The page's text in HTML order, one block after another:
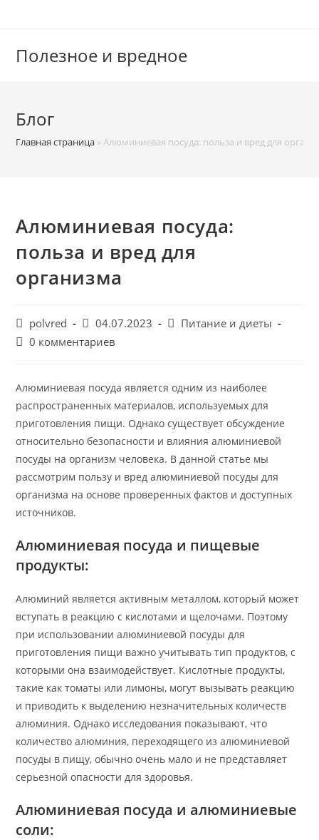
Полезное и вредное
Блог
Главная страница »Алюминиевая посуда: польза и вред для
Алюминиевая посуда:
польза и вред для
организма
Автор
записи:
polvred
Запись
опубликована:
04.07.2023
Рубрика
Питание и диеты
Комментарии
0 комментариев
Алюминиевая посуда является одним из наиболее
распространенных материалов, используемых для
приготовления пищи. Однако существует обсуждение
относительно безопасности и влияния алюминиевой
посуды на организм человека. В данной статье мы
рассмотрим пользу и вред алюминиевой посуды для
организма на основе проверенных фактов и доступных
источников.
Алюминиевая посуда и пищевые
продукты:
Алюминий является активным металлом, который может
вступать в реакцию с кислотами и щелочами. Поэтому
при использовании алюминиевой посуды для
приготовления пищи важно учитывать тип продуктов, с
которыми она взаимодействует. Кислотные продукты,
такие как томаты или лимоны, могут вызывать реакцию
и приводить к выделению незначительных количеств
алюминия. Однако исследования показывают, что
количество алюминия, переходящего из алюминиевой
посуды в пищу, обычно очень мало и не представляет
серьезной опасности для здоровья.
Алюминиевая посуда и алюминиевые
соли: